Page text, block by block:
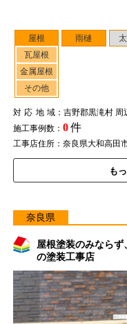
屋根
瓦屋根
金属屋根
その他
雨樋
対応地域：吉野郡黒滝村 周
施工事例数： 0件
工事店住所：奈良県大和高田
も
奈良県
屋根塗装のみなら
の塗装工事店